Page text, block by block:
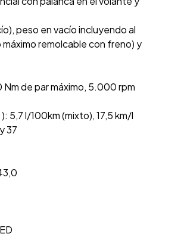
peso en vacío incluyendo al
remolcable con freno) y
Nm de par máximo, 5.000 rpm
5,7 l/100km (mixto), 17,5 km/l
37